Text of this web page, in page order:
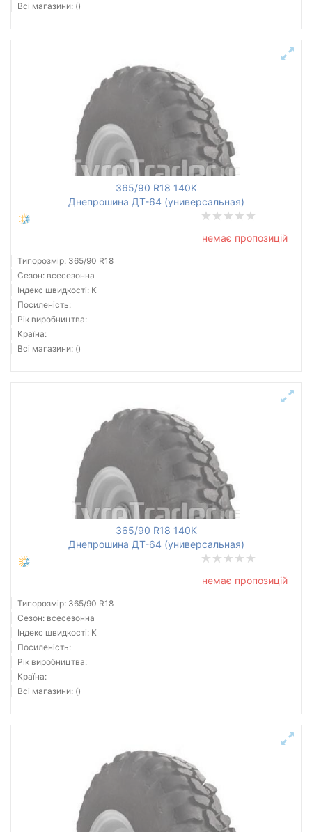
Всі магазини: ()
365/90 R18 140K
Днепрошина ДТ-64 (универсальная)
немає пропозицій
Типорозмір: 365/90 R18
Сезон: всесезонна
Індекс швидкості: K
Посиленість:
Рік виробництва:
Країна:
Всі магазини: ()
365/90 R18 140K
Днепрошина ДТ-64 (универсальная)
немає пропозицій
Типорозмір: 365/90 R18
Сезон: всесезонна
Індекс швидкості: K
Посиленість:
Рік виробництва:
Країна:
Всі магазини: ()